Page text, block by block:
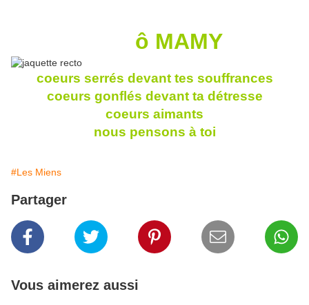
ô MAMY
coeurs serrés devant tes souffrances
coeurs gonflés devant ta détresse
coeurs aimants
nous pensons à toi
#Les Miens
Partager
Vous aimerez aussi